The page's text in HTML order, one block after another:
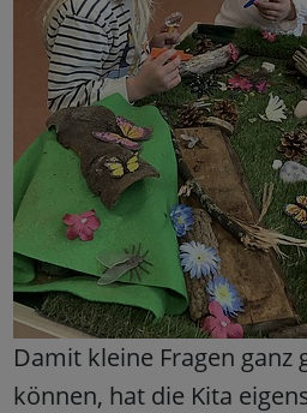
Damit kleine Fragen ganz
können, hat die Kita